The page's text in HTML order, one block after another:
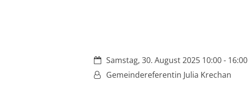
Datum:
Samstag, 30. August 2025 10:00 - 16:00
Von:Gemeindereferentin Julia Krechan